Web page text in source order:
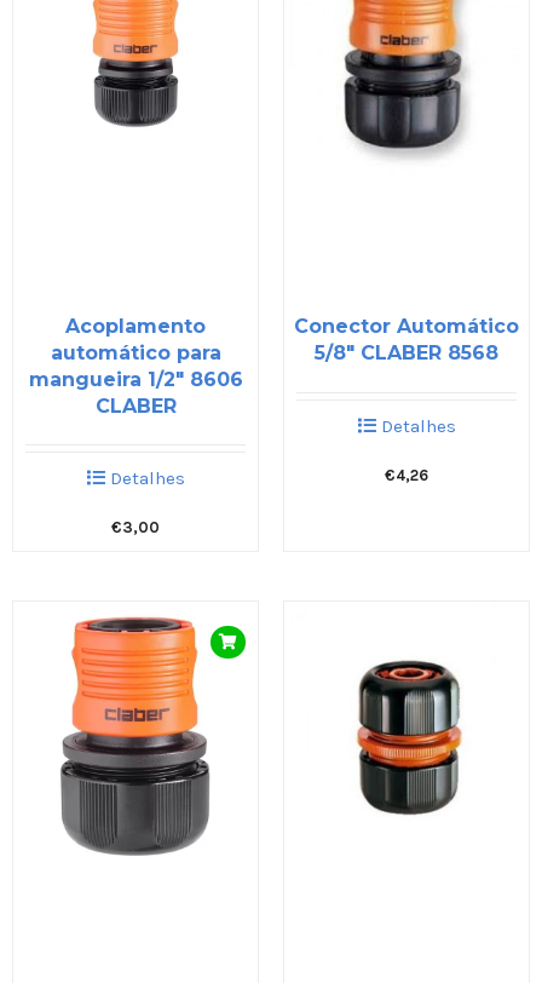
Acoplamento
automático para
mangueira 1/2″ 8606
CLABER
Detalhes
€3,00
Conector Automático
5/8″ CLABER 8568
Detalhes
€4,26